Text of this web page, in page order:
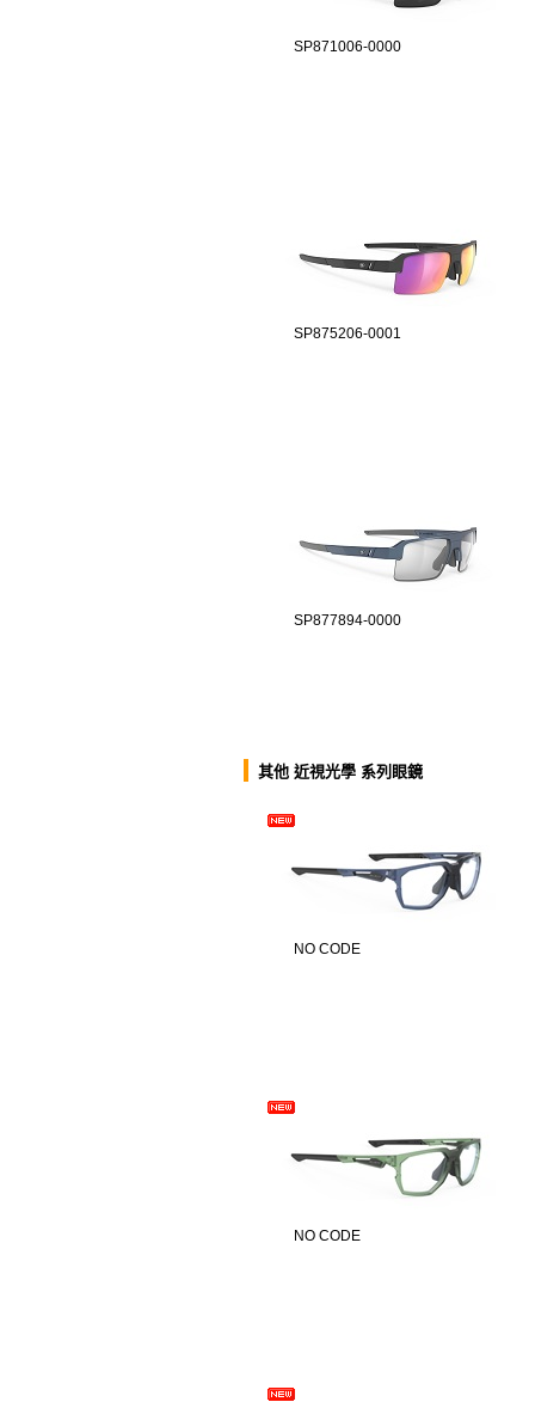
SP871006-0000
SP875206-0001
SP877894-0000
其他 近視光學 系列眼鏡
NO CODE
NO CODE